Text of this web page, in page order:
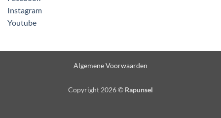
Instagram
Youtube
Algemene Voorwaarden
Copyright 2026 © Rapunsel